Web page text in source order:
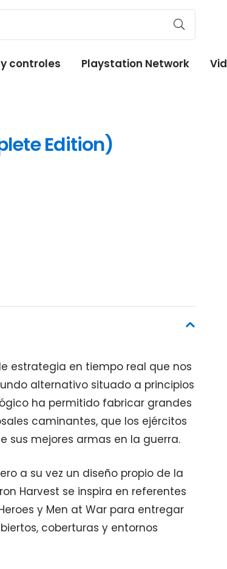
controles Playstation Network
Edition)
estrategia en tiempo real que nos
alternativo situado a principios
ha permitido fabricar grandes
caminantes, que los ejércitos
sus mejores armas en la guerra.
a su vez un diseño propio de la
Harvest se inspira en referentes
y Men at War para entregar
coberturas y entornos